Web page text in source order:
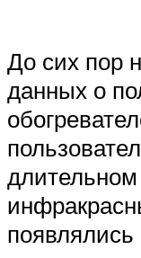
До сих пор
данных о